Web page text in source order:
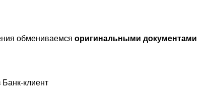
обмениваемсяоригинальными документами
клиент